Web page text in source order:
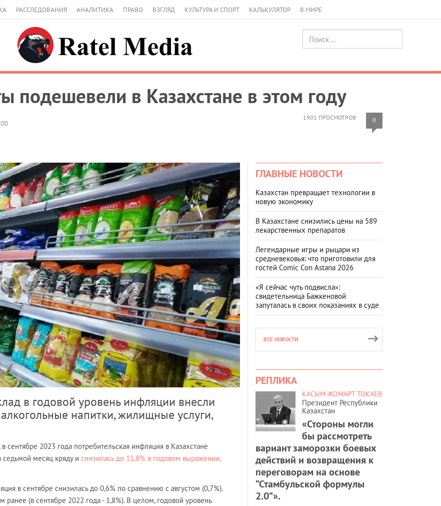
РАССЛЕДОВАНИЯ АНАЛИТИКА ПРАВО ВЗГЛЯД КУЛЬТУРА И СПОРТ КАЛЬКУЛЯТОР В МИРЕ
подешевели в Казахстане в этом году
1901 ПРОСМОТРОВ 0
в годовой уровень инфляции внесли
напитки, жилищные услуги,
2023 года потребительская инфляция в Казахстане
месяц кряду и снизилась до 11,8% в годовом выражении,
в сентябре снизилась до 0,6% по сравнению с августом (0,7%).
ранее (в сентябре 2022 года - 1,8%). В целом, годовой уровень
ГЛАВНЫЕ НОВОСТИ
Казахстан превращает технологии в
новую экономику
В Казахстане снизились цены на 589
лекарственных препаратов
Легендарные игры и рыцари из
средневековья: что приготовили для
гостей Comic Con Astana 2026
«Я сейчас чуть подвисла»:
свидетельница Бажкеновой
запуталась в своих показаниях в суде
ВСЕ НОВОСТИ
РЕПЛИКА
КАСЫМ-ЖОМАРТ ТОКАЕВ
Президент Республики
Казахстан
«Стороны могли
бы рассмотреть
вариант заморозки боевых
действий и возвращения к
переговорам на основе
“Стамбульской формулы
2.0”».